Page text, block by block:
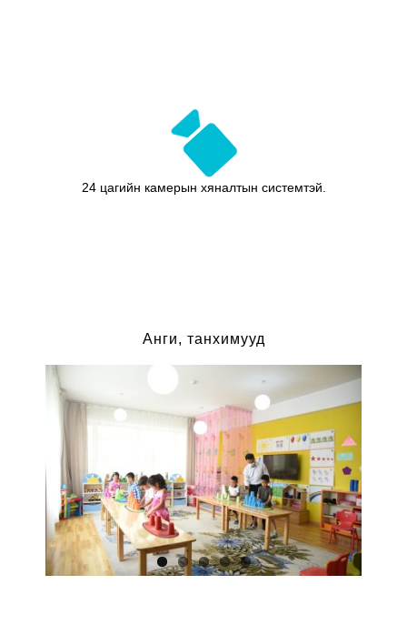
24 цагийн камерын хяналтын системтэй.
Анги, танхимууд